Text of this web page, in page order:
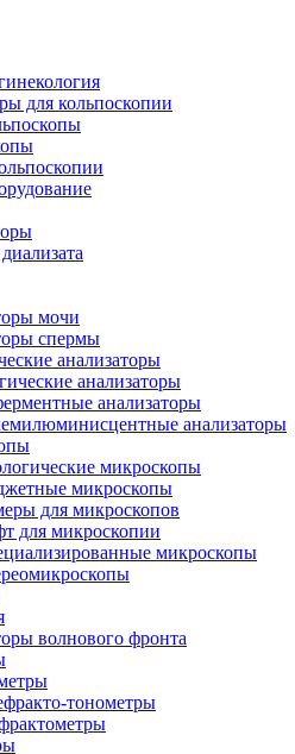
для кольпоскопии
мочи
спермы
анализаторы
анализаторы
анализаторы
анализаторы
микроскопы
микроскопы
для микроскопов
для микроскопии
микроскопы
волнового фронта
тонометры